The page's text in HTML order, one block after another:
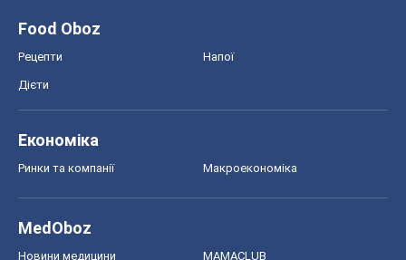
Food Oboz
Рецепти Напої
Дієти
Економіка
Ринки та компанії Макроекономіка
MedOboz
Новини медицини MAMACLUB